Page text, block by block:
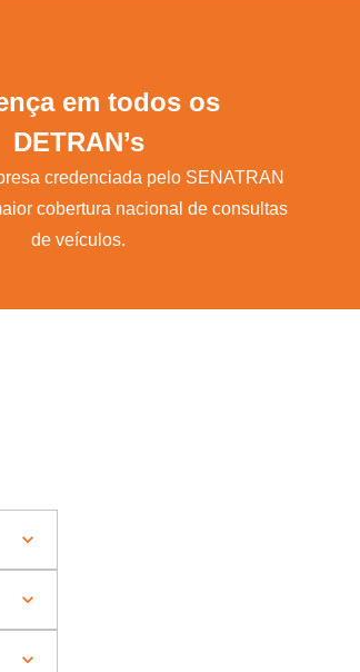
em todos os
DETRAN’s
credenciada pelo SENATRAN
cobertura nacional de consultas
de veículos.